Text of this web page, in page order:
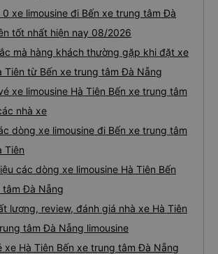
0 xe limousine đi Bến xe trung tâm Đà
tốt nhất hiện nay 08/2026
mà hàng khách thường gặp khi đặt xe
Tiên từ Bến xe trung tâm Đà Nẵng
xe limousine Hà Tiên Bến xe trung tâm
nhà xe
dòng xe limousine đi Bến xe trung tâm
Tiên
các dòng xe limousine Hà Tiên Bến
tâm Đà Nẵng
lượng, review, đánh giá nhà xe Hà Tiên
tâm Đà Nẵng limousine
xe Hà Tiên Bến xe trung tâm Đà Nẵng